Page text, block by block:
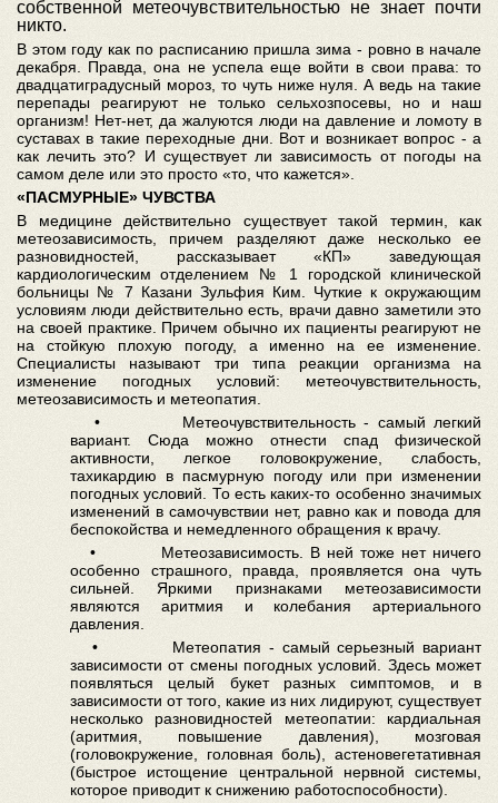
собственной метеочувствительностью не знает почти
никто.
В этом году как по расписанию пришла зима - ровно в начале
декабря. Правда, она не успела еще войти в свои права: то
двадцатиградусный мороз, то чуть ниже нуля. А ведь на такие
перепады реагируют не только сельхозпосевы, но и наш
организм! Нет-нет, да жалуются люди на давление и ломоту в
суставах в такие переходные дни. Вот и возникает вопрос - а
как лечить это? И существует ли зависимость от погоды на
самом деле или это просто «то, что кажется».
«ПАСМУРНЫЕ» ЧУВСТВА
В медицине действительно существует такой термин, как
метеозависимость, причем разделяют даже несколько ее
разновидностей, рассказывает «КП» заведующая
кардиологическим отделением № 1 городской клинической
больницы № 7 Казани Зульфия Ким. Чуткие к окружающим
условиям люди действительно есть, врачи давно заметили это
на своей практике. Причем обычно их пациенты реагируют не
на стойкую плохую погоду, а именно на ее изменение.
Специалисты называют три типа реакции организма на
изменение погодных условий: метеочувствительность,
метеозависимость и метеопатия.
• Метеочувствительность - самый легкий
вариант. Сюда можно отнести спад физической
активности, легкое головокружение, слабость,
тахикардию в пасмурную погоду или при изменении
погодных условий. То есть каких-то особенно значимых
изменений в самочувствии нет, равно как и повода для
беспокойства и немедленного обращения к врачу.
• Метеозависимость. В ней тоже нет ничего
особенно страшного, правда, проявляется она чуть
сильней. Яркими признаками метеозависимости
являются аритмия и колебания артериального
давления.
• Метеопатия - самый серьезный вариант
зависимости от смены погодных условий. Здесь может
появляться целый букет разных симптомов, и в
зависимости от того, какие из них лидируют, существует
несколько разновидностей метеопатии: кардиальная
(аритмия, повышение давления), мозговая
(головокружение, головная боль), астеновегетативная
(быстрое истощение центральной нервной системы,
которое приводит к снижению работоспособности).